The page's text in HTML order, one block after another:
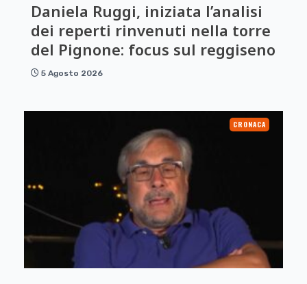
Daniela Ruggi, iniziata l’analisi
dei reperti rinvenuti nella torre
del Pignone: focus sul reggiseno
5 Agosto 2026
CRONACA